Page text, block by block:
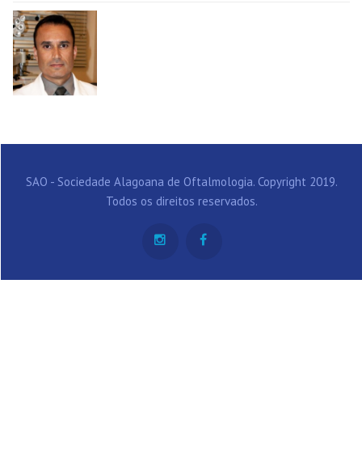
SAO - Sociedade Alagoana de Oftalmologia. Copyright 2019.
Todos os direitos reservados.